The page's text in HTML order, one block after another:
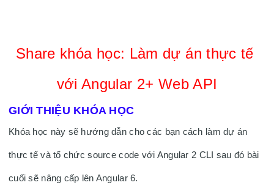
Share khóa học: Làm dự án thực tế
với Angular 2+ Web API
GIỚI THIỆU KHÓA HỌC
Khóa học này sẽ hướng dẫn cho các bạn cách làm dự án
thực tế và tổ chức source code với Angular 2 CLI sau đó bài
cuối sẽ nâng cấp lên Angular 6.